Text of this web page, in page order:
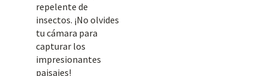
repelente de
insectos. ¡No olvides
tu cámara para
capturar los
impresionantes
paisajes!